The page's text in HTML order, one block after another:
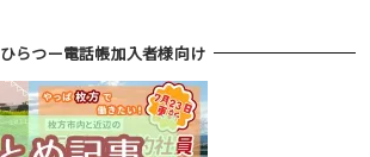
ひらつー電話帳加入者様向け